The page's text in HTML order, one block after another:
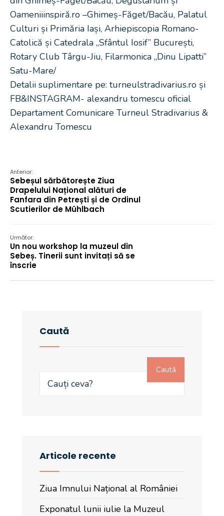
Oameniiinspiră.ro –Ghimeș-Făget/Bacău, Palatul
Culturi și Primăria Iași, Arhiepiscopia Romano-
Catolică și Catedrala „Sfântul Iosif” București,
Rotary Club Târgu-Jiu, Filarmonica „Dinu Lipatti”
Satu-Mare/
Detalii suplimentare pe: turneulstradivarius.ro și
FB&INSTAGRAM- alexandru tomescu oficial
Departament Comunicare Turneul Stradivarius &
Alexandru Tomescu
Anterior:
Sebeșul sărbătorește Ziua
Drapelului Național alături de
Fanfara din Petrești și de Ordinul
Scutierilor de Mühlbach
Următor:
Un nou workshop la muzeul din
Sebeș. Tinerii sunt invitați să se
înscrie
Caută
Caută
Articole recente
Ziua Imnului Național al României
Exponatul lunii iulie la Muzeul